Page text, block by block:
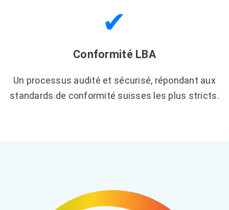
✔
Conformité LBA
Un processus audité et sécurisé, répondant aux
standards de conformité suisses les plus stricts.